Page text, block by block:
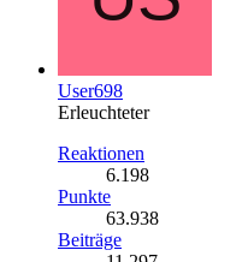
User698
Erleuchteter
Reaktionen
6.198
Punkte
63.938
Beiträge